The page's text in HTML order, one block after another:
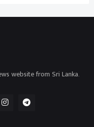
website from Sri Lanka.